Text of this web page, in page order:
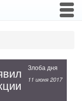
Злоба дня
11 июня 2017